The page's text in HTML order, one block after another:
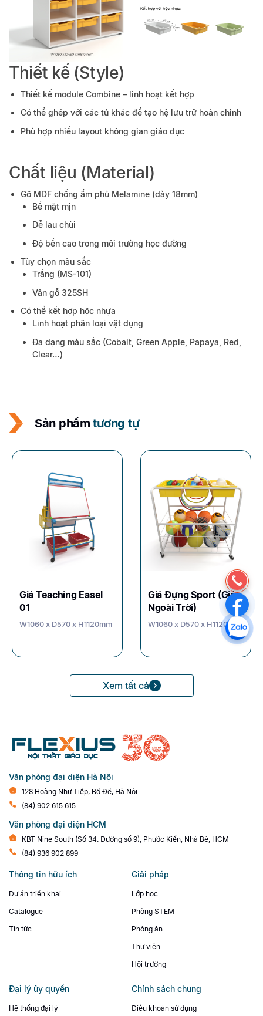
Thiết kế (Style)
Thiết kế module Combine – linh hoạt kết hợp
Có thể ghép với các tủ khác để tạo hệ lưu trữ hoàn chỉnh
Phù hợp nhiều layout không gian giáo dục
Chất liệu (Material)
Gỗ MDF chống ẩm phủ Melamine (dày 18mm)
Bề mặt mịn
Dễ lau chùi
Độ bền cao trong môi trường học đường
Tùy chọn màu sắc
Trắng (MS-101)
Vân gỗ 325SH
Có thể kết hợp hộc nhựa
Linh hoạt phân loại vật dụng
Đa dạng màu sắc (Cobalt, Green Apple, Papaya, Red,
Clear…)
Sản phẩmtương tự
Giá Teaching Easel
01
W1060 x D570 x H1120mm
Giá Đựng Sport (Giá
Ngoài Trời)
W1060 x D570 x H1120mm
Xem tất cả
Văn phòng đại diện Hà Nội
128 Hoàng Như Tiếp, Bồ Đề, Hà Nội
(84) 902 615 615
Văn phòng đại diện HCM
KBT Nine South (Số 34. Đường số 9), Phước Kiến, Nhà Bè, HCM
(84) 936 902 899
Thông tin hữu ích
Dự án triển khai
Catalogue
Tin tức
Giải pháp
Lớp học
Phòng STEM
Phòng ăn
Thư viện
Hội trường
Đại lý ủy quyền
Hệ thống đại lý
Chính sách chung
Điều khoản sử dụng